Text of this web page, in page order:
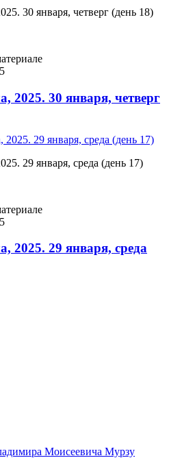
30 января, четверг (день 18)
2025. 30 января, четверг
29 января, среда (день 17)
2025. 29 января, среда